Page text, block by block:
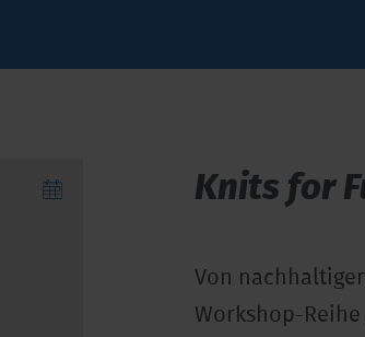
Knits for
Von
Workshop-